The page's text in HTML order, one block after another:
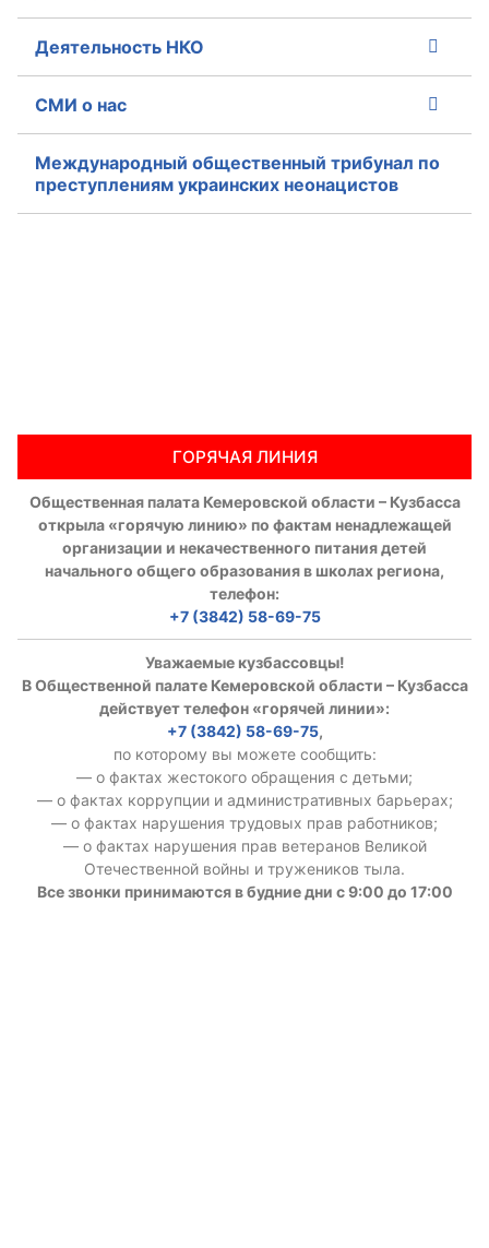
Члены ОП КО
Документы ОП КО
Кодекс этики ОП КО
УСТАВ ГКУ “АППАРАТ ОП КО”
Доходы руководителя за 2024 г.
Деятельность НКО
СМИ о нас
Международный общественный трибунал по
преступлениям украинских неонацистов
ГОРЯЧАЯ ЛИНИЯ
Общественная палата Кемеровской области – Кузбасса
открыла «горячую линию» по фактам ненадлежащей
организации и некачественного питания детей
начального общего образования в школах региона,
телефон:
+7 (3842) 58-69-75
Уважаемые кузбассовцы!
В Общественной палате Кемеровской области – Кузбасса
действует телефон «горячей линии»:
+7 (3842) 58-69-75,
по которому вы можете сообщить:
— о фактах жестокого обращения с детьми;
— о фактах коррупции и административных барьерах;
— о фактах нарушения трудовых прав работников;
— о фактах нарушения прав ветеранов Великой
Отечественной войны и тружеников тыла.
Все звонки принимаются в будние дни с 9:00 до 17:00